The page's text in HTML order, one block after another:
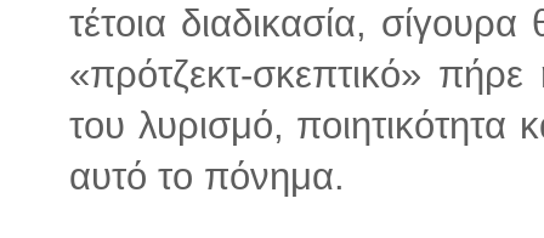
τέτοια διαδικασία,
«πρότζεκτ-σκεπτικό»
του λυρισμό, ποιητικότητα
αυτό το πόνημα.